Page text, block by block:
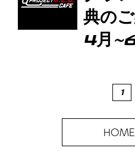
典の
4月
1